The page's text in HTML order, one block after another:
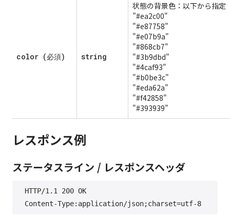
color (必須) string
状態の背景色：以下から指定
”#ea2c00"
"#e87758"
"#e07b9a"
"#868cb7"
"#3b9dbd"
"#4caf93"
"#b0be3c"
"#eda62a"
"#f42858"
"#393939”
レスポンス例
ステータスライン / レスポンスヘッダ
HTTP/1.1 200 OK